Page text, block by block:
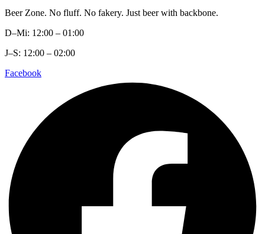
Beer Zone. No fluff. No fakery. Just beer with backbone.
D–Mi: 12:00 – 01:00
J–S: 12:00 – 02:00
Facebook